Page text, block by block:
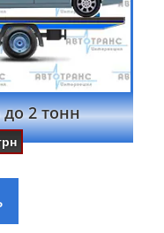
до 2 тонн